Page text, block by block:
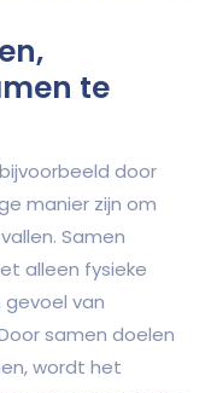
te
door
manier zijn om
Samen
alleen fysieke
van
samen doelen
wordt het